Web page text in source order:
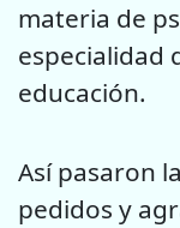
materia de
especialidad
educación.
Así pasaron
pedidos y